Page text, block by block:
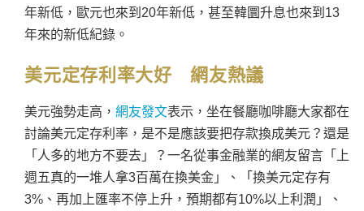
年新低，歐元也來到20年新低，甚至韓圜升息也來到13
年來的新低紀錄。
美元定存利率大好 網友熱議
美元強勢走高，網友發文表示，坐在餐廳咖啡廳大家都在
討論美元定存利率，是不是應該要把存款換成美元？還是
「人多的地方不要去」？一名從事金融業的網友留言「上
週五真的一堆人拿3百萬在換美金」、「換美元定存有
3%、再加上匯率不停上升，預期都有10%以上利潤」、